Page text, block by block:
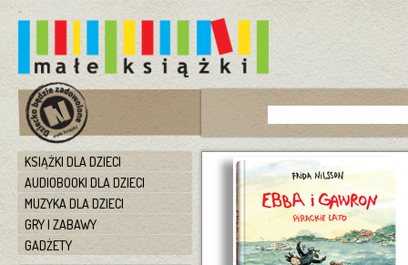
KSIĄŻKI DLA DZIECI
AUDIOBOOKI DLA DZIECI
MUZYKA DLA DZIECI
GRY I ZABAWY
GADŻETY